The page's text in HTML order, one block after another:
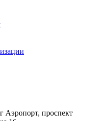
Аэропорт, проспект